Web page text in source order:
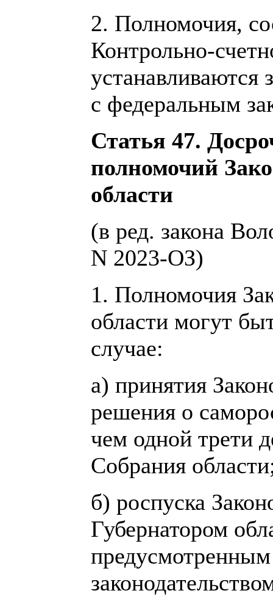
2. Полномочия,
Контрольно-
устанавливаются
с федеральным
Статья 47.
полномочий
области
(в ред. закона
N 2023-ОЗ)
1. Полномочия
области могут
случае:
а) принятия
решения о
чем одной трети
Собрания
б) роспуска
Губернатором